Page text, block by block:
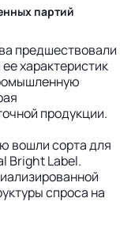
партий
предшествовали
характеристик
продукции.
вошли сорта для
Bright Label.
спроса на